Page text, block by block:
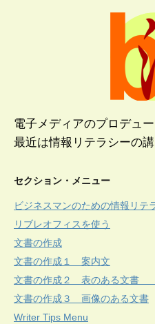
電子メディアのプロデュ
最近は情報リテラシーの
セクション・メニュー
ビジネスマンのための情報リテ
リブレオフィスを使う
文書の作成
文書の作成１ 案内文
文書の作成２ 表のある文書
文書の作成３ 画像のある文書
Writer Tips Menu